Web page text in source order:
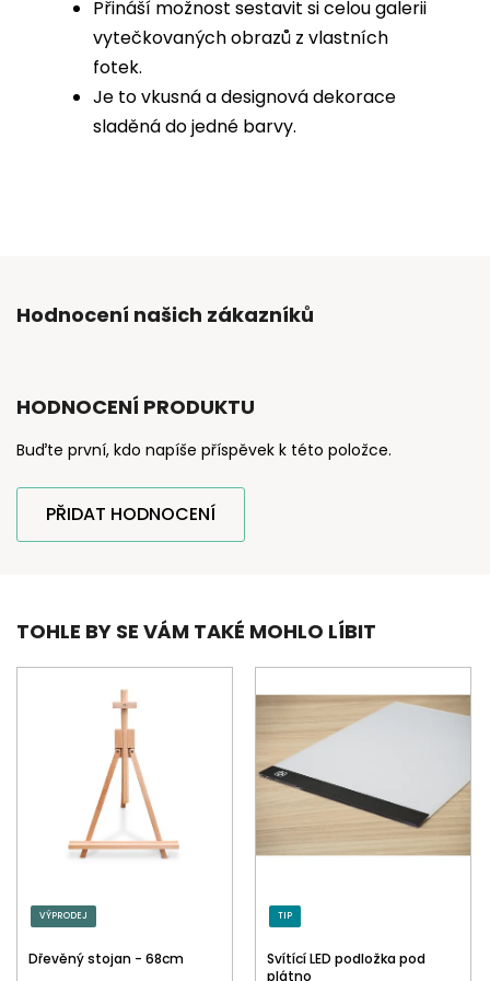
Přináší možnost sestavit si celou galerii
vytečkovaných obrazů z vlastních
fotek.
Je to vkusná a designová dekorace
sladěná do jedné barvy.
Hodnocení našich zákazníků
HODNOCENÍ PRODUKTU
Buďte první, kdo napíše příspěvek k této položce.
PŘIDAT HODNOCENÍ
TOHLE BY SE VÁM TAKÉ MOHLO LÍBIT
VÝPRODEJ
Dřevěný stojan - 68cm
TIP
Svítící LED podložka pod
plátno